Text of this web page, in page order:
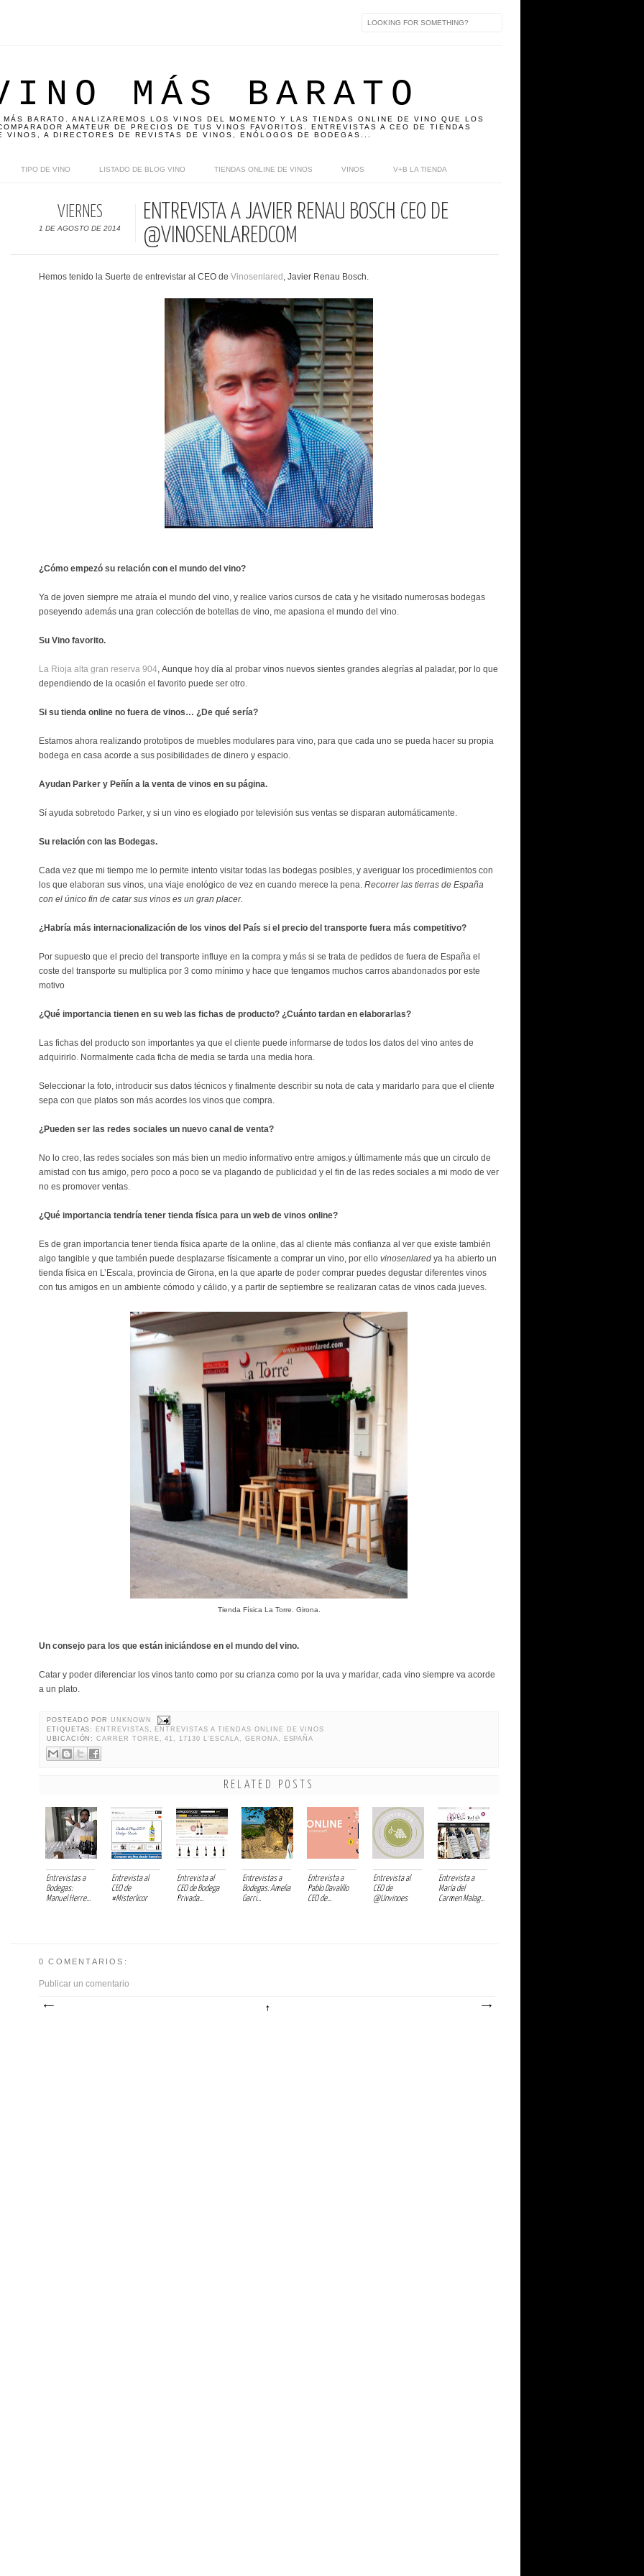
MÁS BARATO
BARATO. ANALIZAREMOS LOS VINOS DEL MOMENTO Y LAS TIENDAS ONLINE DE VINO QUE LOS
AMATEUR DE PRECIOS DE TUS VINOS FAVORITOS. ENTREVISTAS A CEO DE TIENDAS
VINOS, A DIRECTORES DE REVISTAS DE VINOS, ENÓLOGOS DE BODEGAS...
TIPO DE VINO LISTADO DE BLOG VINO TIENDAS ONLINE DE VINOS VINOS V+B LA TIENDA
VIERNES
1 DE AGOSTO DE 2014
ENTREVISTA A JAVIER RENAU BOSCH CEO DE
@VINOSENLAREDCOM
Hemos tenido la Suerte de entrevistar al CEO de Vinosenlared , Javier Renau Bosch.
¿Cómo empezó su relación con el mundo del vino?
Ya de joven siempre me atraía el mundo del vino, y realice varios cursos de cata y he visitado numerosas bodegas
poseyendo además una gran colección de botellas de vino, me apasiona el mundo del vino.
Su Vino favorito.
La Rioja alta gran reserva 904 , Aunque hoy día al probar vinos nuevos sientes grandes alegrías al paladar, por lo que
dependiendo de la ocasión el favorito puede ser otro.
Si su tienda online no fuera de vinos… ¿De qué sería?
Estamos ahora realizando prototipos de muebles modulares para vino, para que cada uno se pueda hacer su propia
bodega en casa acorde a sus posibilidades de dinero y espacio.
Ayudan Parker y Peñín a la venta de vinos en su página.
Sí ayuda sobretodo Parker, y si un vino es elogiado por televisión sus ventas se disparan automáticamente.
Su relación con las Bodegas.
Cada vez que mi tiempo me lo permite intento visitar todas las bodegas posibles, y averiguar los procedimientos con
los que elaboran sus vinos, una viaje enológico de vez en cuando merece la pena. Recorrer las tierras de España
con el único fin de catar sus vinos es un gran placer.
¿Habría más internacionalización de los vinos del País si el precio del transporte fuera más competitivo?
Por supuesto que el precio del transporte influye en la compra y más si se trata de pedidos de fuera de España el
coste del transporte su multiplica por 3 como mínimo y hace que tengamos muchos carros abandonados por este
motivo
¿Qué importancia tienen en su web las fichas de producto? ¿Cuánto tardan en elaborarlas?
Las fichas del producto son importantes ya que el cliente puede informarse de todos los datos del vino antes de
adquirirlo. Normalmente cada ficha de media se tarda una media hora.
Seleccionar la foto, introducir sus datos técnicos y finalmente describir su nota de cata y maridarlo para que el cliente
sepa con que platos son más acordes los vinos que compra.
¿Pueden ser las redes sociales un nuevo canal de venta?
No lo creo, las redes sociales son más bien un medio informativo entre amigos.y últimamente más que un circulo de
amistad con tus amigo, pero poco a poco se va plagando de publicidad y el fin de las redes sociales a mi modo de ver
no es promover ventas.
¿Qué importancia tendría tener tienda física para un web de vinos online?
Es de gran importancia tener tienda física aparte de la online, das al cliente más confianza al ver que existe también
algo tangible y que también puede desplazarse físicamente a comprar un vino, por ello vinosenlared ya ha abierto un
tienda física en L’Escala, provincia de Girona, en la que aparte de poder comprar puedes degustar diferentes vinos
con tus amigos en un ambiente cómodo y cálido, y a partir de septiembre se realizaran catas de vinos cada jueves.
Tienda Física La Torre. Girona.
Un consejo para los que están iniciándose en el mundo del vino.
Catar y poder diferenciar los vinos tanto como por su crianza como por la uva y maridar, cada vino siempre va acorde
a un plato.
POSTEADO POR UNKNOWN
ETIQUETAS: ENTREVISTAS
ENTREVISTAS A TIENDAS ONLINE DE VINOS
UBICACIÓN:CARRER TORRE, 41, 17130 L'ESCALA, GERONA, ESPAÑA
RELATED POSTS
Entrevistas a
Bodegas:
Manuel Herre...
Entrevista al
CEO de
#Misterlicor
Entrevista al
CEO de Bodega
Privada...
Entrevistas a
Bodegas: Amelia
Garri...
Entrevista a
Pablo Davalillo
CEO de...
Entrevista al
CEO de
@Unvinoes
Entrevista a
María del
Carmen Malag...
0 COMENTARIOS:
Publicar un comentario